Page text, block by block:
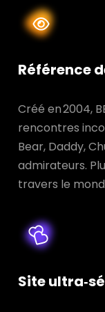
Référence
Créé en 2004,
rencontres
Bear, Daddy,
admirateurs.
travers le
Site